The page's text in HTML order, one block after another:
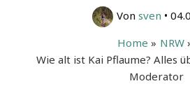
Von sven •
Home
NRW
Wie alt ist Kai Pflaume? Alles
Moderator